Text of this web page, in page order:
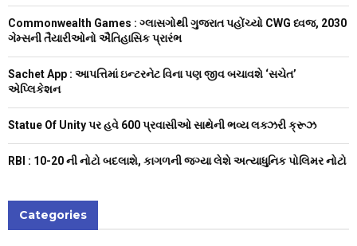
C
Commonwealth Games : ગ્લાસગોથી ગુજરાત પહોંચ્યો CWG ધ્વજ, 2030
ગેમ્સની તૈયારીઓનો ઐતિહાસિક પ્રારંભ
Sachet App : આપત્તિમાં ઇન્ટરનેટ વિના પણ જીવ બચાવશે ‘સચેત’
એપ્લિકેશન
Statue Of Unity પર હવે 600 પ્રવાસીઓ સાથેની ભવ્ય લક્ઝરી ક્રૂઝ
RBI : ₹10-20 ની નોટો બદલાશે, કાગળની જગ્યા લેશે અત્યાધુનિક પોલિમર નોટો
Categories